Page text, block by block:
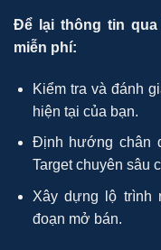
Để lại thông tin
miễn phí:
Kiểm tra và đánh
hiện tại của bạn.
Định hướng chân
Target chuyên sâu
Xây dựng lộ trình
đoạn mở bán.